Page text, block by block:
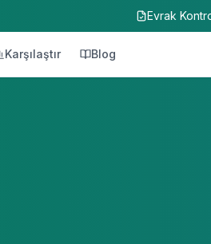
Evrak
Karşılaştır Blog